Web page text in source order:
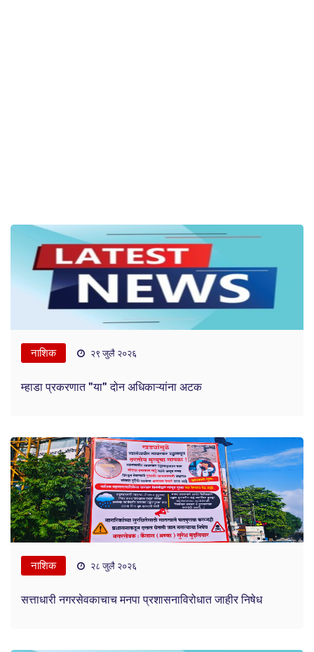
नाशिक २९ जुलै २०२६
म्हाडा प्रकरणात "या" दोन अधिकाऱ्यांना अटक
नाशिक २८ जुलै २०२६
सत्ताधारी नगरसेवकाचाच मनपा प्रशासनाविरोधात जाहीर निषेध